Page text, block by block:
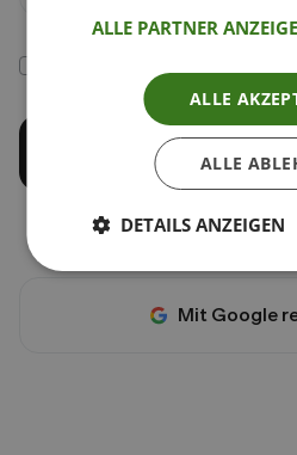
Kostenlos
oder
Mit Google
ALLE PARTNER
ALLE
ALLE
DETAILS ANZEIGEN